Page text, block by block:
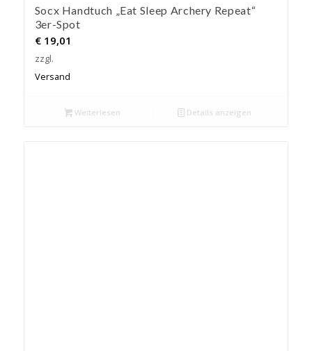
Socx Handtuch „Eat Sleep Archery Repeat“
3er-Spot
€19,01
zzgl.
Versand
Weiterlesen Details anzeigen